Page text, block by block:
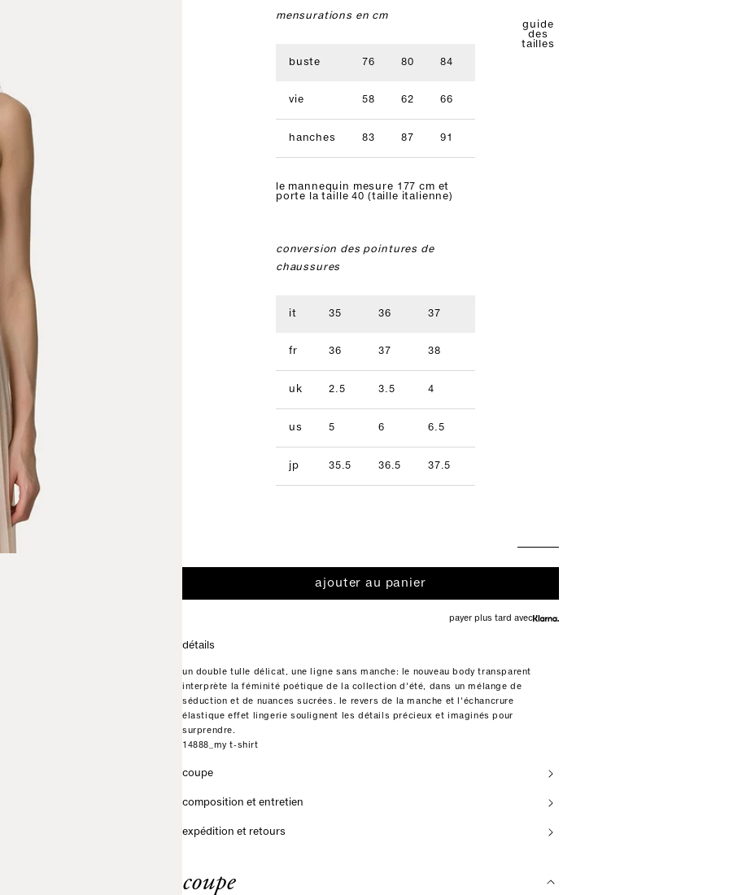
mensurations en cm
buste 76 80 84
vie 58 62 66
hanches 83 87 91
le mannequin mesure 177 cm et
porte la taille 40 (taille italienne)
conversion des pointures de
chaussures
it 35 36 37
fr 36 37 38
uk 2.5 3.5 4
us 5 6 6.5
jp 35.5 36.5 37.5
guide
des
tailles
ajouter au panier
payer plus tard avec
détails
un double tulle délicat, une ligne sans manche: le nouveau body transparent
interprète la féminité poétique de la collection d'été, dans un mélange de
séduction et de nuances sucrées. le revers de la manche et l'échancrure
élastique effet lingerie soulignent les détails précieux et imaginés pour
surprendre.
14888_my t-shirt
coupe
composition et entretien
expédition et retours
coupe